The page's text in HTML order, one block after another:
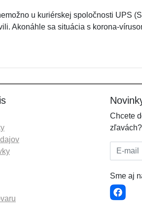
u kuriérskej spoločnosti UPS
Akonáhle sa situácia s korona-
Chcete
E-mail:
Sme aj